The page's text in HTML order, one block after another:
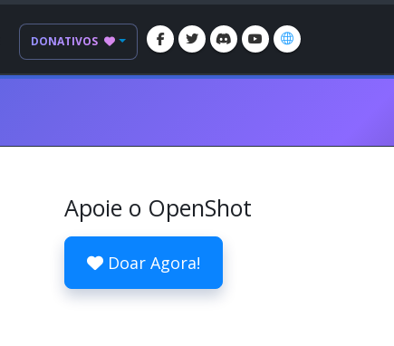
DONATIVOS
Apoie o OpenShot
Doar Agora!